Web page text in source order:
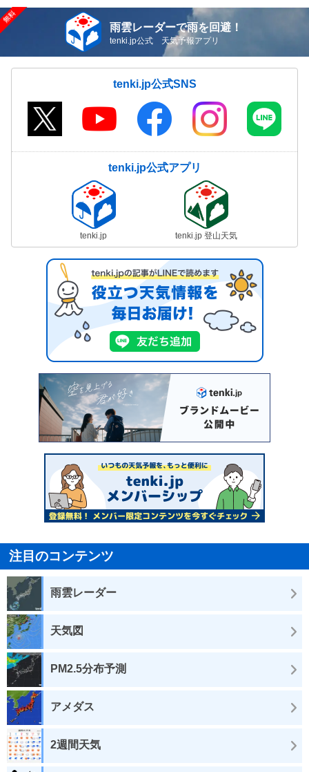
雨雲レーダーで雨を回避！
tenki.jp公式 天気予報アプリ
tenki.jp公式SNS
tenki.jp公式アプリ
tenki.jp tenki.jp 登山天気
注目のコンテンツ
雨雲レーダー
天気図
PM2.5分布予測
アメダス
2週間天気